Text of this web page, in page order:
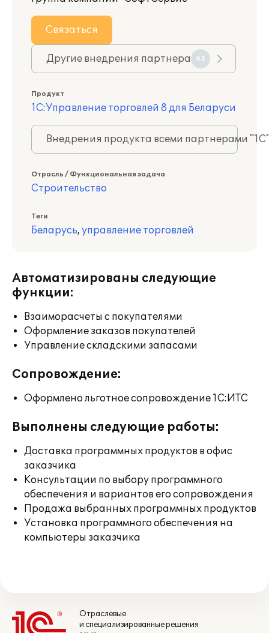
Связаться
Другие внедрения партнера 63
Продукт
1С:Управление торговлей 8 для Беларуси
Внедрения продукта всеми партнерами
Отрасль / Функциональная задача
Строительство
Теги
Беларусь, управление торговлей
Автоматизированы следующие
функции:
Взаиморасчеты с покупателями
Оформление заказов покупателей
Управление складскими запасами
Сопровождение:
Оформлено льготное сопровождение 1С:ИТС
Выполнены следующие работы:
Доставка программных продуктов в офис
заказчика
Консультации по выбору программного
обеспечения и вариантов его сопровождения
Продажа выбранных программных продуктов
Установка программного обеспечения на
компьютеры заказчика
Отраслевые
и специализированные решения